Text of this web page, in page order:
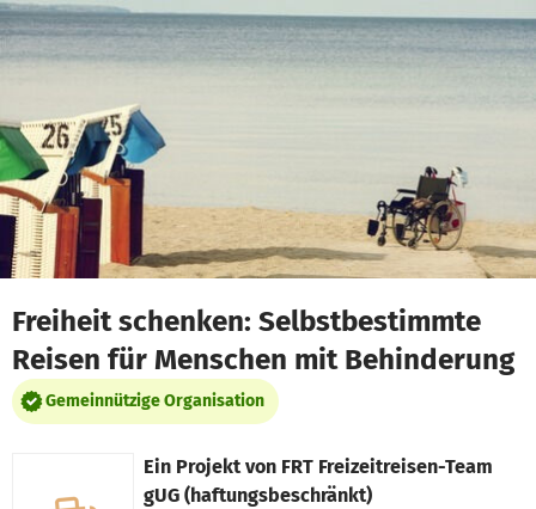
Zum Hauptinhalt springen
Erklärung zur Barrierefreiheit anzeigen
Freiheit schenken: Selbstbestimmte
Reisen für Menschen mit Behinderung
Gemeinnützige Organisation
Ein Projekt von FRT Freizeitreisen-Team
gUG (haftungsbeschränkt)